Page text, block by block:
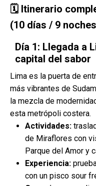
🗓️ Itinerario
(10 días / 9
Día 1: Llegada a
capital del sabor
Lima es la puerta de
más vibrantes de
la mezcla de
esta metrópoli costera.
Actividades:
de Miraflores con
Parque del Amor y
Experiencia:
con un pisco sour